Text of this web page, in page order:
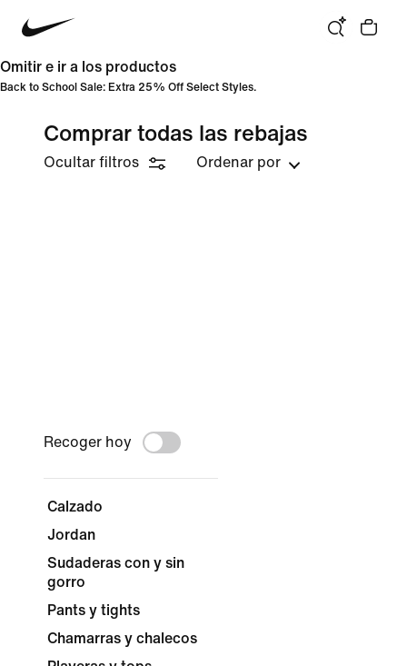
Omitir e ir a los productos
Back to School Sale: Extra 25% Off Select Styles.
Comprar todas las rebajas
Ocultar filtros Ordenar por
Recoger hoy
Calzado
Jordan
Sudaderas con y sin
gorro
Pants y tights
Chamarras y chalecos